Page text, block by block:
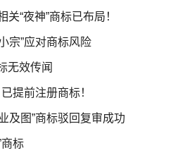
“夜神”商标已布局！
宗”应对商标风险
无效传闻
提前注册商标！
及图”商标驳回复审成功
商标